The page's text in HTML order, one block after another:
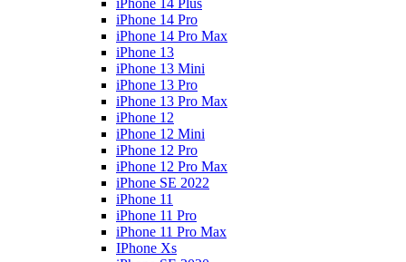
iPhone 14 Plus
iPhone 14 Pro
iPhone 14 Pro Max
iPhone 13
iPhone 13 Mini
iPhone 13 Pro
iPhone 13 Pro Max
iPhone 12
iPhone 12 Mini
iPhone 12 Pro
iPhone 12 Pro Max
iPhone SE 2022
iPhone 11
iPhone 11 Pro
iPhone 11 Pro Max
IPhone Xs